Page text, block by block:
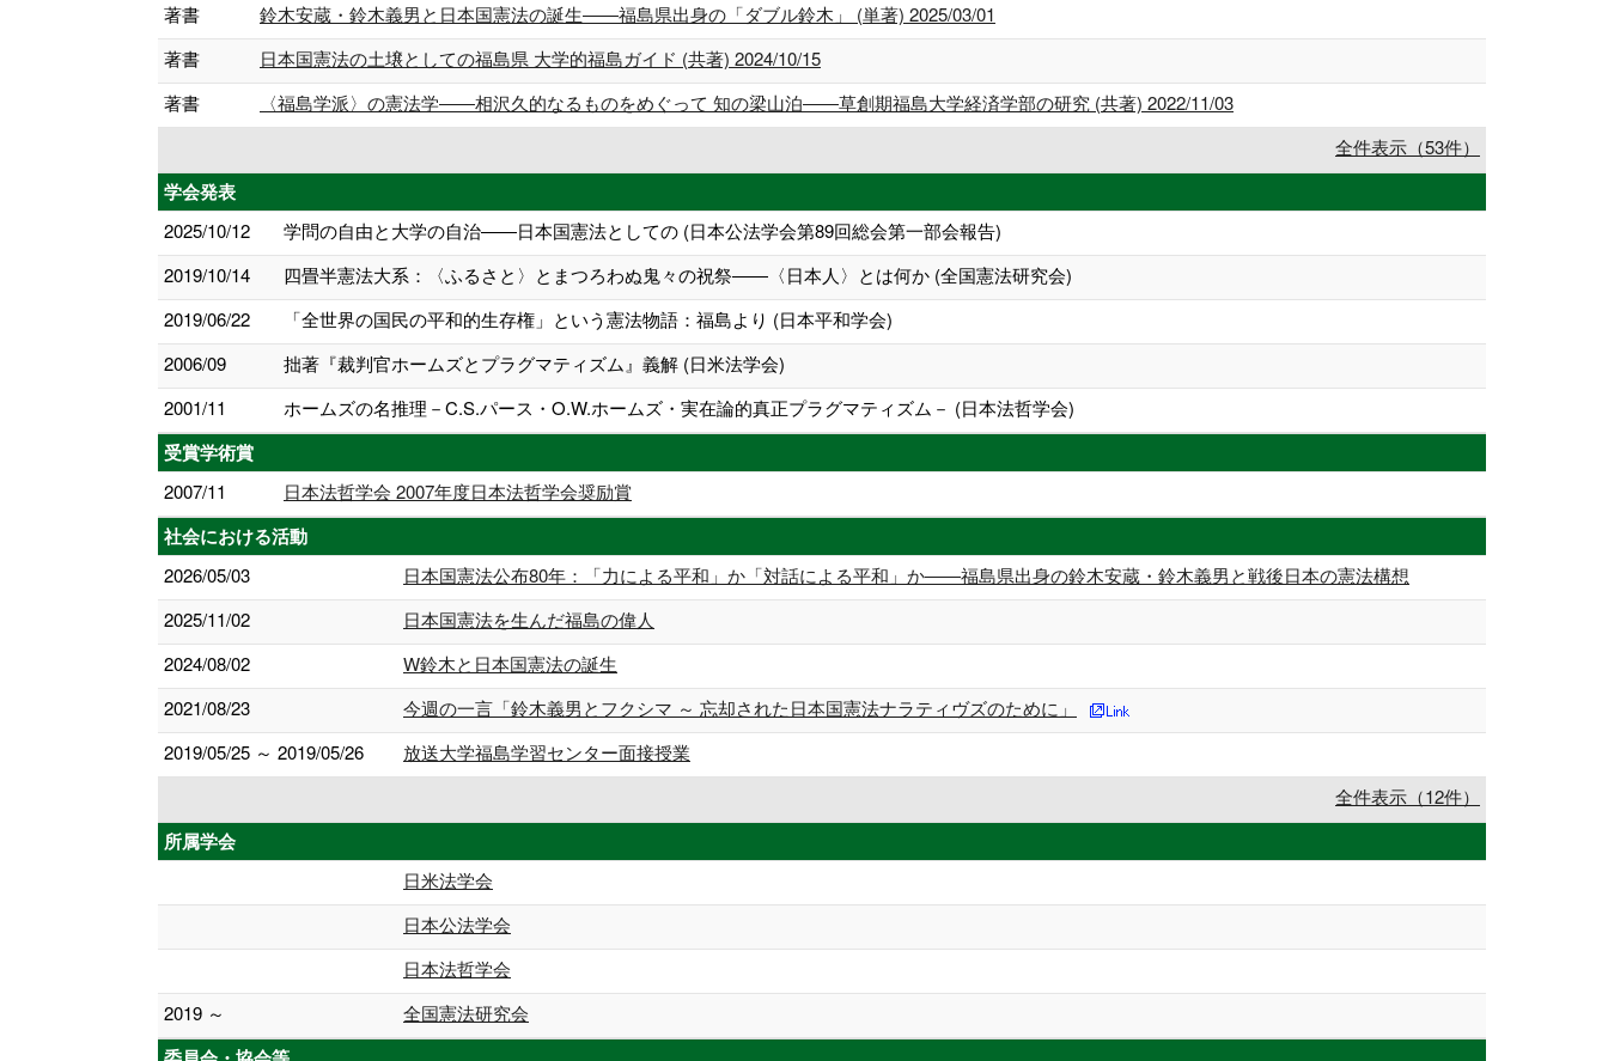
著書
鈴木安蔵・鈴木義男と日本国憲法の誕生――福島県出身の「ダブル鈴木」 (単著) 2025/03/01
著書
日本国憲法の土壌としての福島県 大学的福島ガイド (共著) 2024/10/15
著書
〈福島学派〉の憲法学――相沢久的なるものをめぐって 知の梁山泊――草創期福島大学経済学部の研究 (共著) 2022/11/03
全件表示（53件）
学会発表
2025/10/12
学問の自由と大学の自治――日本国憲法としての (日本公法学会第89回総会第一部会報告)
2019/10/14
四畳半憲法大系：〈ふるさと〉とまつろわぬ鬼々の祝祭――〈日本人〉とは何か (全国憲法研究会)
2019/06/22
「全世界の国民の平和的生存権」という憲法物語：福島より (日本平和学会)
2006/09
拙著『裁判官ホームズとプラグマティズム』義解 (日米法学会)
2001/11
ホームズの名推理－C.S.パース・O.W.ホームズ・実在論的真正プラグマティズム－ (日本法哲学会)
受賞学術賞
2007/11 日本法哲学会 2007年度日本法哲学会奨励賞
社会における活動
2026/05/03
日本国憲法公布80年：「力による平和」か「対話による平和」か――福島県出身の鈴木安蔵・鈴木義男と戦後日本の憲法構想
2025/11/02
日本国憲法を生んだ福島の偉人
2024/08/02
W鈴木と日本国憲法の誕生
2021/08/23
今週の一言「鈴木義男とフクシマ ～ 忘却された日本国憲法ナラティヴズのために」
2019/05/25 ～ 2019/05/26
放送大学福島学習センター面接授業
全件表示（12件）
所属学会
日米法学会
日本公法学会
日本法哲学会
2019 ～
全国憲法研究会